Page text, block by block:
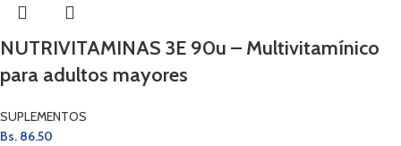
NUTRIVITAMINAS 3E 90u – Multivitamínico
para adultos mayores
SUPLEMENTOS
Bs. 86.50